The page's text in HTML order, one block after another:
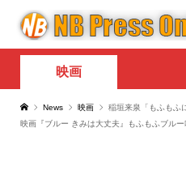
映画
News 映画
稲垣来泉「もふもふ
映画『ブルー きみは大丈夫』もふもふブル